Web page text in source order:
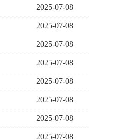
2025-07-08
2025-07-08
2025-07-08
2025-07-08
2025-07-08
2025-07-08
2025-07-08
2025-07-08